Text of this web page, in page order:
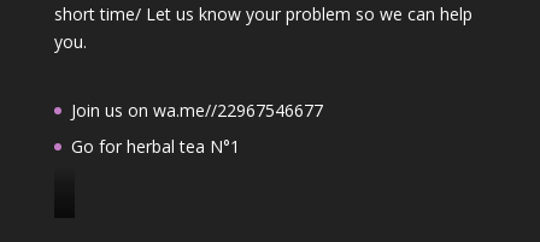
short time/ Let us know your problem so we can help
you.
Join us on wa.me//22967546677
Go for herbal tea N°1
J